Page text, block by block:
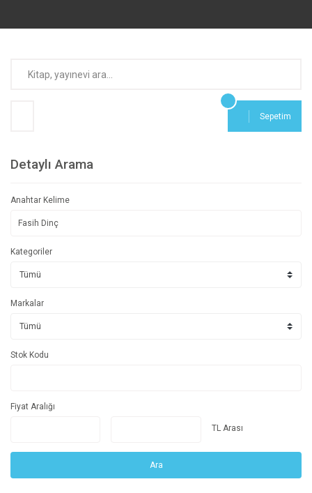
Sepetim
Detaylı Arama
Anahtar Kelime
Kategoriler
Markalar
Stok Kodu
Fiyat Aralığı
TL Arası
Ara